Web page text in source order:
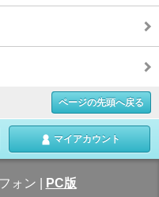
ページの先頭へ戻る
マイアカウント
ォン PC版